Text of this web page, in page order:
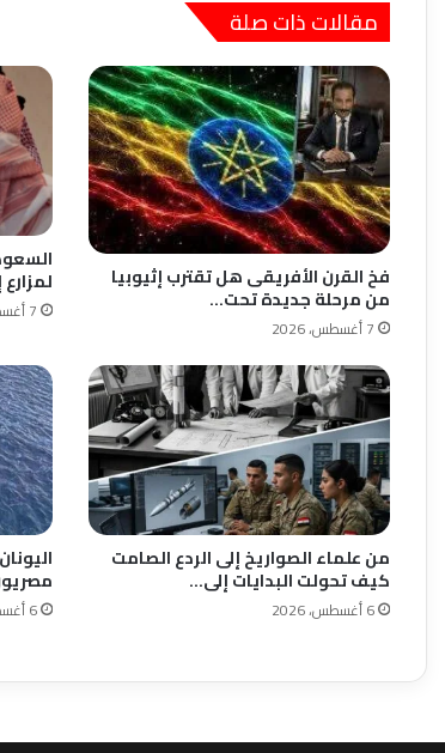
مقالات ذات صلة
فخ القرن الأفريقى هل تقترب إثيوبيا
من مرحلة جديدة تحت…
7 أغسطس، 2026
لمزارع
7 أغسطس، 2026
من علماء الصواريخ إلى الردع الصامت
كيف تحولت البدايات إلى…
6 أغسطس، 2026 6 أغسطس، 2026